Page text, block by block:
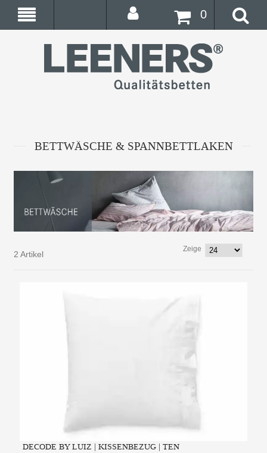
0
BETTWÄSCHE & SPANNBETTLAKEN
2 Artikel
Zeige
DECODE BY LUIZ | KISSENBEZUG | TEN